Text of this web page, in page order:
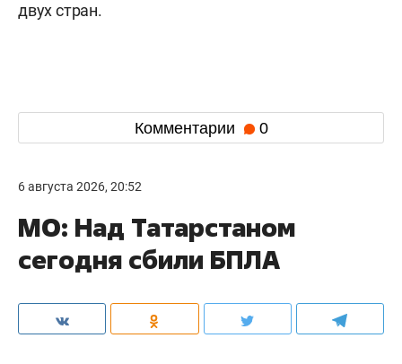
двух стран.
Комментарии 0
6 августа 2026, 20:52
МО: Над Татарстаном
сегодня сбили БПЛА